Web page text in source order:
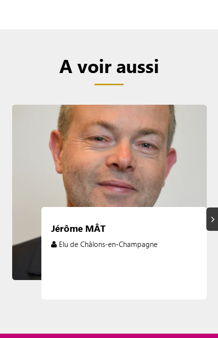
A voir aussi
Jérôme MÂT
Elu de Châlons-en-Champagne